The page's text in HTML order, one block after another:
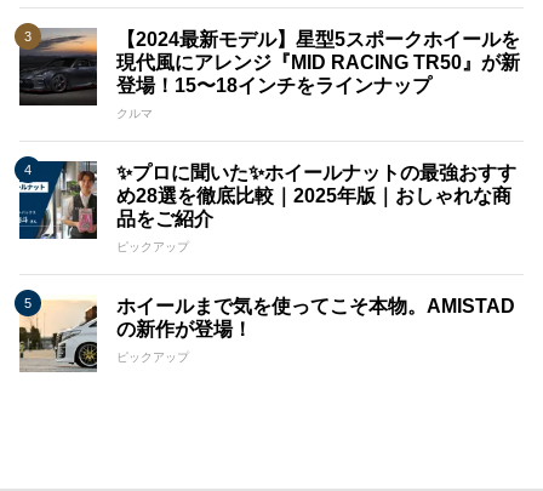
【2024最新モデル】星型5スポークホイールを
現代風にアレンジ『MID RACING TR50』が新
登場！15〜18インチをラインナップ
クルマ
✨プロに聞いた✨ホイールナットの最強おすす
め28選を徹底比較｜2025年版｜おしゃれな商
品をご紹介
ピックアップ
ホイールまで気を使ってこそ本物。AMISTAD
の新作が登場！
ピックアップ